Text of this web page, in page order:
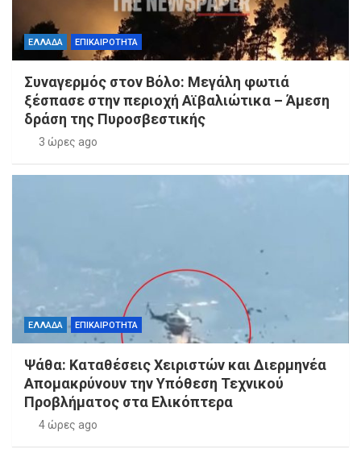
ΕΛΛΑΔΑ ΕΠΙΚΑΙΡΟΤΗΤΑ
Συναγερμός στον Βόλο: Μεγάλη φωτιά
ξέσπασε στην περιοχή Αϊβαλιώτικα – Άμεση
δράση της Πυροσβεστικής
3 ώρες ago
ΕΛΛΑΔΑ ΕΠΙΚΑΙΡΟΤΗΤΑ
Ψάθα: Καταθέσεις Χειριστών και Διερμηνέα
Απομακρύνουν την Υπόθεση Τεχνικού
Προβλήματος στα Ελικόπτερα
4 ώρες ago